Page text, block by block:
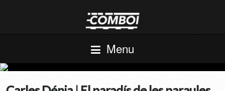
Menu